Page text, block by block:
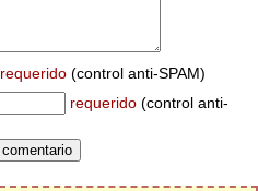
requerido (control anti-SPAM)
requerido (control anti-